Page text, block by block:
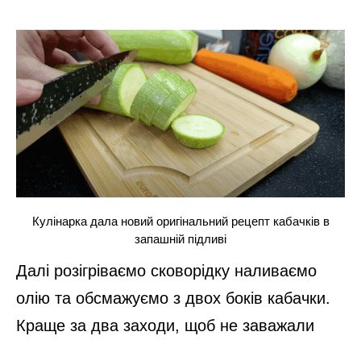
Кулінарка дала новий оригінальний рецепт кабачків в
запашній підливі
Далі розігріваємо сковорідку наливаємо
олію та обсмажуємо з двох боків кабачки.
Краще за два заходи, щоб не заважали